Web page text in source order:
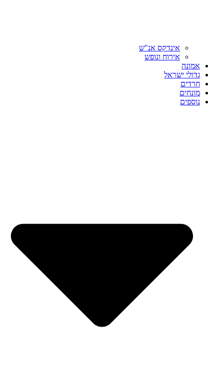
אינדקס אנ"ש
אירוח ונופש
אמונה
גדולי ישראל
חרדים
מונחים
נוספים